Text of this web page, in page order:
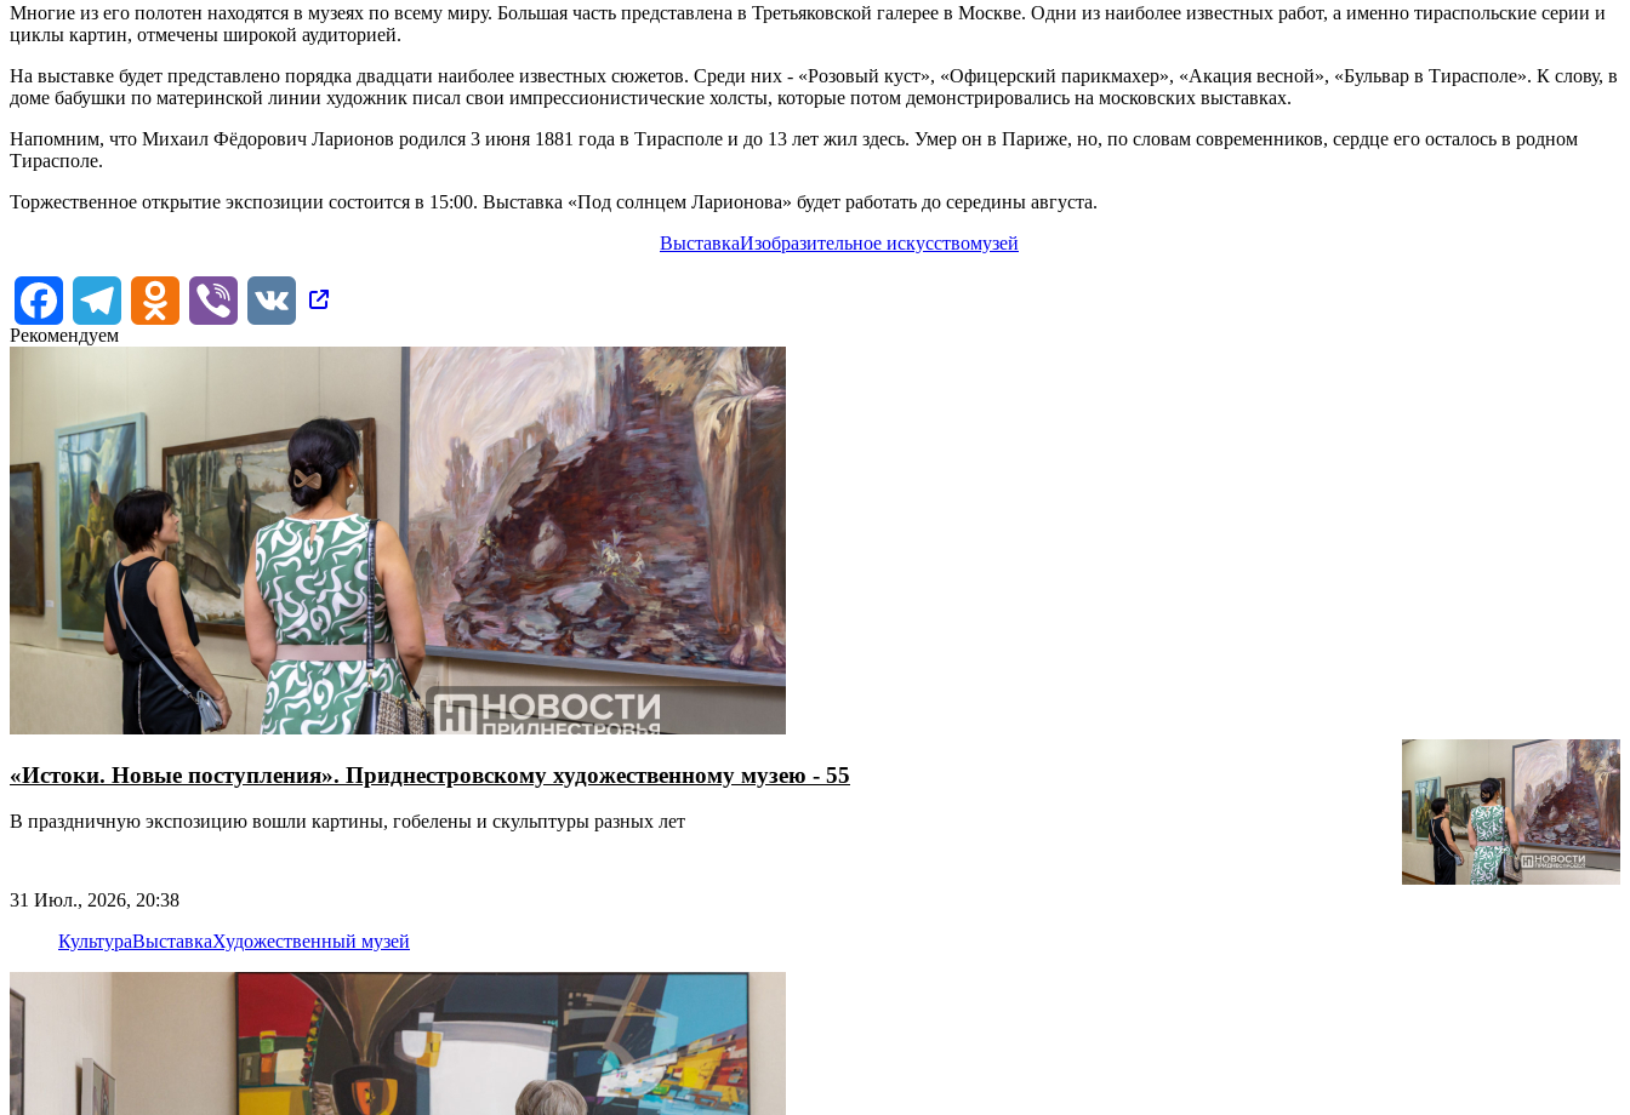
Многие из его полотен находятся в музеях по всему миру. Большая часть представлена в Третьяковской галерее в Москве. Одни из наиболее известных работ, а именно тираспольские серии и
циклы картин, отмечены широкой аудиторией.
На выставке будет представлено порядка двадцати наиболее известных сюжетов. Среди них - «Розовый куст», «Офицерский парикмахер», «Акация весной», «Бульвар в Тирасполе». К слову, в
доме бабушки по материнской линии художник писал свои импрессионистические холсты, которые потом демонстрировались на московских выставках.
Напомним, что Михаил Фёдорович Ларионов родился 3 июня 1881 года в Тирасполе и до 13 лет жил здесь. Умер он в Париже, но, по словам современников, сердце его осталось в родном
Тирасполе.
Торжественное открытие экспозиции состоится в 15:00. Выставка «Под солнцем Ларионова» будет работать до середины августа.
ВыставкаИзобразительное искусствомузей
FacebookTelegram Odnoklassniki
Viber
VK
Рекомендуем
«Истоки. Новые поступления». Приднестровскому художественному музею - 55
В праздничную экспозицию вошли картины, гобелены и скульптуры разных лет
31 Июл., 2026, 20:38
КультураВыставкаХудожественный музей